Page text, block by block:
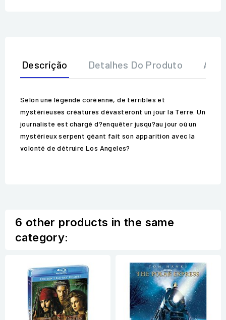
Descrição Detalhes Do Produto
Selon une légende coréenne, de terribles et
mystérieuses créatures dévasteront un jour la Terre. Un
journaliste est chargé d?enquêter jusqu?au jour où un
mystérieux serpent géant fait son apparition avec la
volonté de détruire Los Angeles?
6 other products in the same
category: